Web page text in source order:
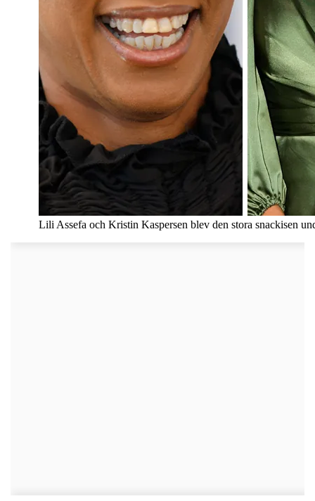
Lili Assefa och Kristin Kaspersen blev den stora snackisen